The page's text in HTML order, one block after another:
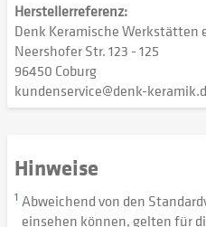
Herstellerreferenz:
Denk Keramische Werkstätten
Neershofer Str. 123 - 125
96450 Coburg
kundenservice@denk-
Hinweise
1 Abweichend von den
einsehen können, gelten für